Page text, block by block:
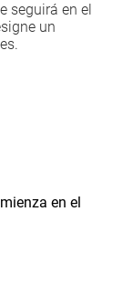
seguirá en el
un